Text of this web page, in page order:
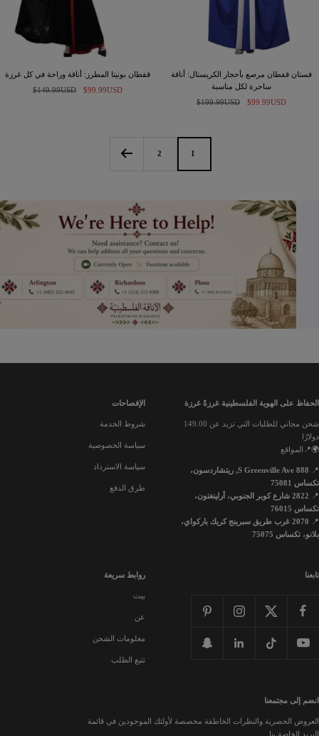
فستان قفطان مرصع بأحجار الكريستال: أناقة
ساحرة لكل مناسبة
السعر
$99.99USD
السعر
$199.99USD
قفطان بونيتا المطرز: أناقة وراحة في كل غرزة
السعر
$99.99USD
السعر
$149.99USD
1
2
الحفاظ على الهوية الفلسطينية غرزةً غرزة
شحن مجاني للطلبات التي تزيد عن 149.00
دولارًا
🌍📍المواقع
📍
888 S Greenville Ave, ريتشاردسون،
تكساس 75081
📍
2822 شارع كوبر الجنوبي، أرلينغتون،
تكساس 76015
📍
2070 غرب طريق سبرينج كريك باركواي،
بلانو، تكساس 75075
الإفصاحات
شروط الخدمة
سياسة الخصوصية
سياسة الاسترداد
طرق الدفع
تابعنا روابط سريعة
بيت
عن
معلومات الشحن
تتبع الطلب
انضم إلى مجتمعنا
العروض الحصرية والنظرات الخاطفة مخصصة لأولئك الموجودين في قائمة
البريد الخاصة بنا.